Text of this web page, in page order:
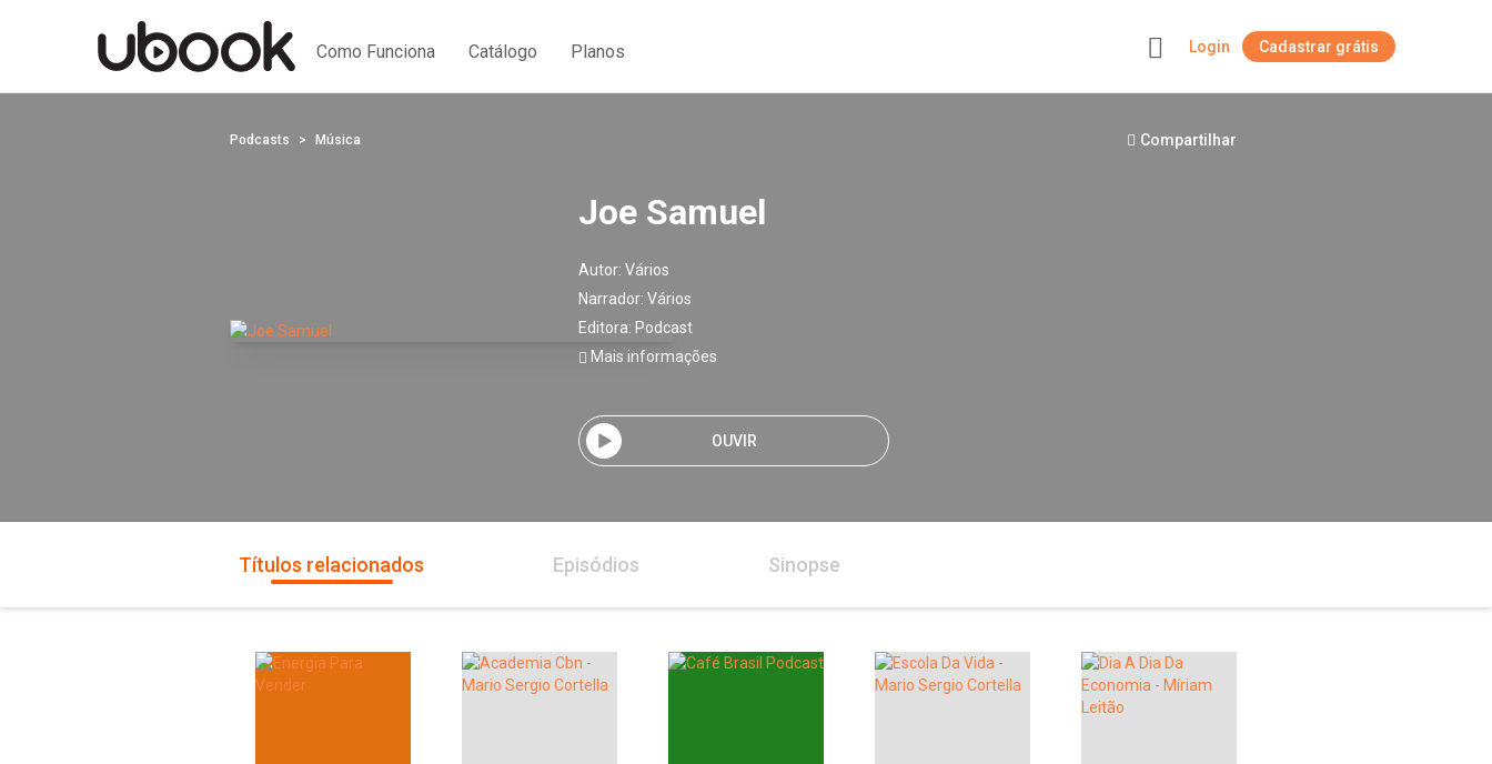
Como Funciona Catálogo Planos Login Cadastrar grátis
Podcasts Música Compartilhar
Joe Samuel
Autor: Vários
Narrador: Vários
Editora: Podcast
Mais informações
OUVIR
Títulos relacionados Episódios Sinopse